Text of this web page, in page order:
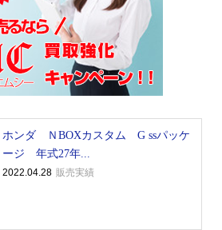
ホンダ ＮBOXカスタム G ssパッケ
ージ 年式27年...
2022.04.28 販売実績